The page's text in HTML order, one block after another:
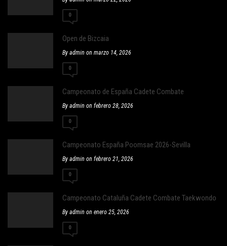
0
Open de Bizcaia
By admin on marzo 14, 2026
0
Campeonato de España Cadete Combate
By admin on febrero 28, 2026
0
Campeonato España Poomsae 2026-Sevilla
By admin on febrero 21, 2026
0
Campeonato Cataluña Cadete Combate Taekwondo
By admin on enero 25, 2026
0